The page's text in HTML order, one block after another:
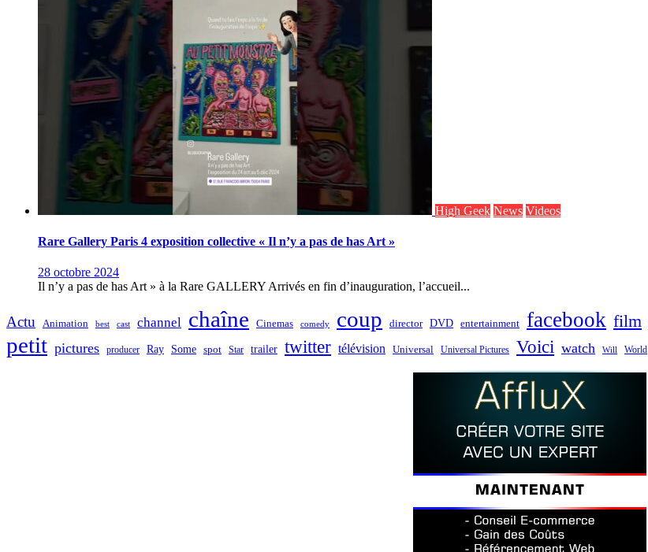
High Geek News Videos
Rare Gallery Paris 4 exposition collective « Il n’y a pas de has Art »
28 octobre 2024
Il n’y a pas de has Art » à la Rare GALLERY Arrivés en fin d’inauguration, l’accueil...
Actu Animation best cast channel chaîne Cinemas comedy coup director DVD entertainment facebook film
petit pictures producer Ray Some spot Star trailer twitter télévision Universal Universal Pictures Voici watch Will World